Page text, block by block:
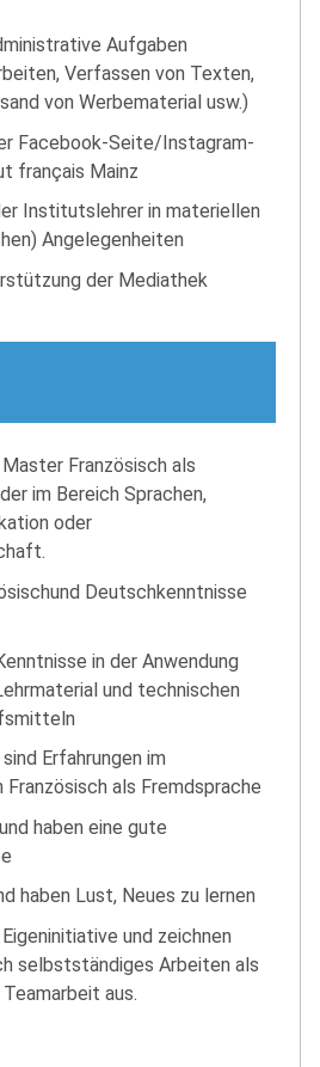
Aufgaben
Verfassen von Texten,
von Werbematerial usw.)
Facebook-Seite/Instagram-
français Mainz
Institutslehrer in materiellen
Angelegenheiten
der Mediathek
Französisch als
im Bereich Sprachen,
oder
Deutschkenntnisse
in der Anwendung
und technischen
Erfahrungen im
als Fremdsprache
haben eine gute
haben Lust, Neues zu lernen
und zeichnen
selbstständiges Arbeiten als
aus.